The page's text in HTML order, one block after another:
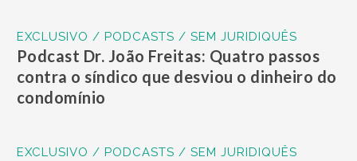
EXCLUSIVO / PODCASTS / SEM JURIDIQUÊS
Podcast Dr. João Freitas: Quatro passos
contra o síndico que desviou o dinheiro do
condomínio
EXCLUSIVO / PODCASTS / SEM JURIDIQUÊS